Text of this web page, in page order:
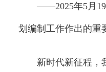
——2025年5月19
划编制工作作出的重
新时代新征程，